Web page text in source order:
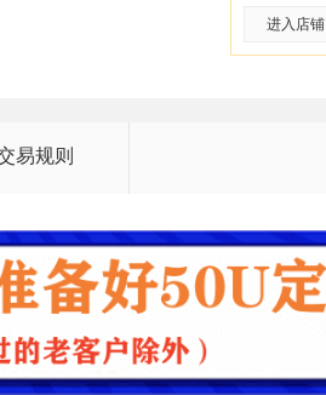
进入店铺
易规则